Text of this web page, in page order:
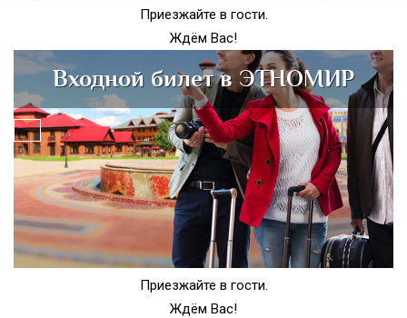
Приезжайте в гости.
Ждём Вас!
Входной билет в ЭТНОМИР
Приезжайте в гости.
Ждём Вас!